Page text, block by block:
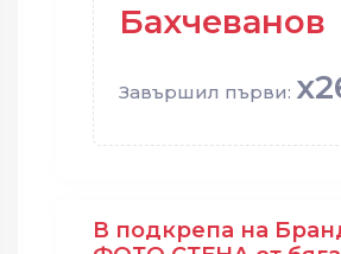
Бахчеванов
Завършил първи:
В подкрепа на